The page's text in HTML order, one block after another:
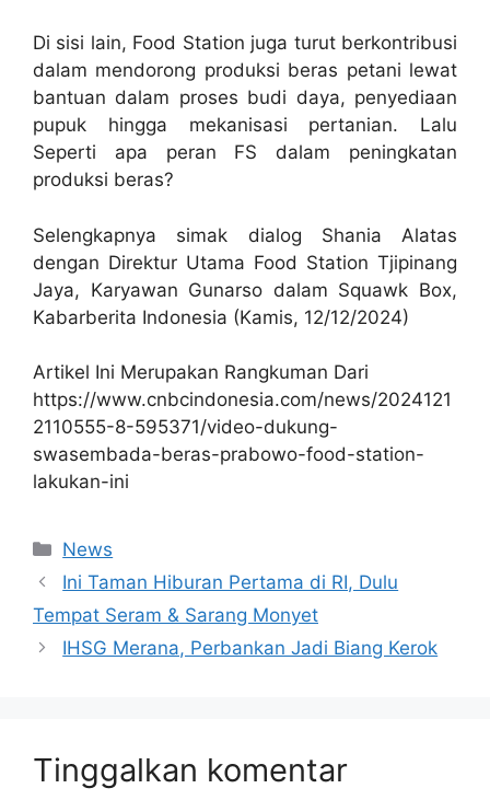
Di sisi lain, Food Station juga turut berkontribusi
dalam mendorong produksi beras petani lewat
bantuan dalam proses budi daya, penyediaan
pupuk hingga mekanisasi pertanian. Lalu
Seperti apa peran FS dalam peningkatan
produksi beras?
Selengkapnya simak dialog Shania Alatas
dengan Direktur Utama Food Station Tjipinang
Jaya, Karyawan Gunarso dalam Squawk Box,
Kabarberita Indonesia (Kamis, 12/12/2024)
Artikel Ini Merupakan Rangkuman Dari
https://www.cnbcindonesia.com/news/2024121
2110555-8-595371/video-dukung-
swasembada-beras-prabowo-food-station-
lakukan-ini
Kategori
News
Ini Taman Hiburan Pertama di RI, Dulu
Tempat Seram & Sarang Monyet
IHSG Merana, Perbankan Jadi Biang Kerok
Tinggalkan komentar